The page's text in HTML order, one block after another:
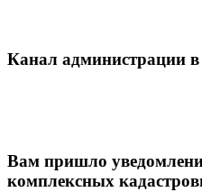
Канал администрации
Вам пришло
комплексных